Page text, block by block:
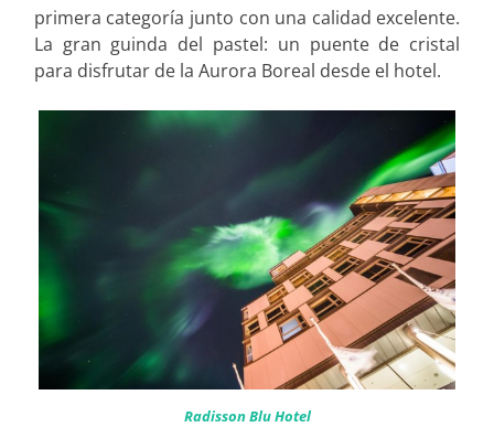
primera categoría junto con una calidad excelente.
La gran guinda del pastel: un puente de cristal
para disfrutar de la Aurora Boreal desde el hotel.
Radisson Blu Hotel